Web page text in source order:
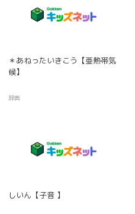
＊あねったいきこう【亜熱帯気
候】
辞典
しいん【子音 】